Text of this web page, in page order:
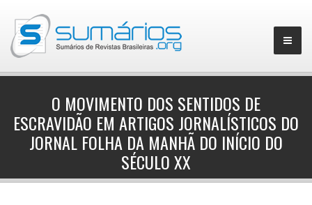
▼
O MOVIMENTO DOS SENTIDOS DE
ESCRAVIDÃO EM ARTIGOS JORNALÍSTICOS DO
JORNAL FOLHA DA MANHÃ DO INÍCIO DO
SÉCULO XX